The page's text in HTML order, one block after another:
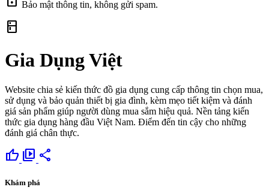
Bảo mật thông tin, không gửi spam.
kitchen
Gia Dụng Việt
Website chia sẻ kiến thức đồ gia dụng cung cấp thông tin chọn mua,
sử dụng và bảo quản thiết bị gia đình, kèm mẹo tiết kiệm và đánh
giá sản phẩm giúp người dùng mua sắm hiệu quả. Nền tảng kiến
thức gia dụng hàng đầu Việt Nam. Điểm đến tin cậy cho những
đánh giá chân thực.
thumb_up video_library share
Khám phá